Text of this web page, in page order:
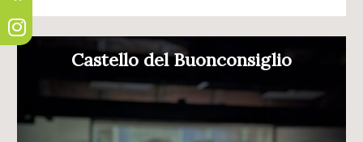
Castello del Buonconsiglio